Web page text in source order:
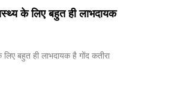
के लिए बहुत ही लाभदायक
बहुत ही लाभदायक है गोंद कतीरा